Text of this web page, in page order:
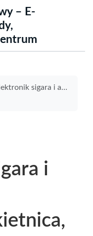
– E-
przewodnik po sklepach, promocjach i bezpieczeństwie
i